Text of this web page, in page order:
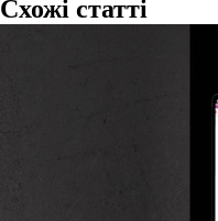
Схожі статті